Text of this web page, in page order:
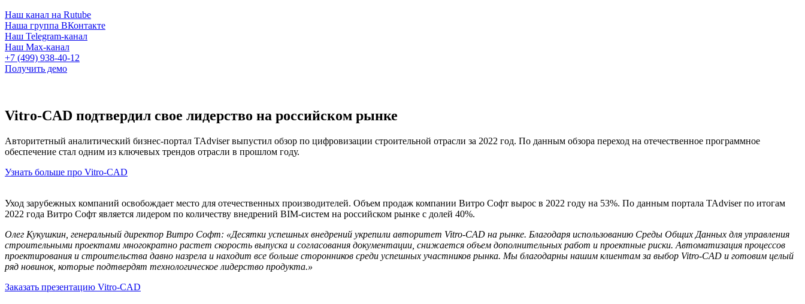
Наш канал на Rutube
Наша группа ВКонтакте
Наш Telegram-канал
Наш Max-канал
+7 (499) 938-40-12
Получить демо
Vitro-CAD подтвердил свое лидерство на российском рынке
Авторитетный аналитический бизнес-портал TAdviser выпустил обзор по цифровизации строительной отрасли за 2022 год. По данным обзора переход на отечественное программное
обеспечение стал одним из ключевых трендов отрасли в прошлом году.
Узнать больше про Vitro-CAD
Уход зарубежных компаний освобождает место для отечественных производителей. Объем продаж компании Витро Софт вырос в 2022 году на 53%. По данным портала TAdviser по итогам
2022 года Витро Софт является лидером по количеству внедрений BIM-систем на российском рынке с долей 40%.
Олег Кукушкин, генеральный директор Витро Софт: «Десятки успешных внедрений укрепили авторитет Vitro-CAD на рынке. Благодаря использованию Среды Общих Данных для управления
строительными проектами многократно растет скорость выпуска и согласования документации, снижается объем дополнительных работ и проектные риски. Автоматизация процессов
проектирования и строительства давно назрела и находит все больше сторонников среди успешных участников рынка. Мы благодарны нашим клиентам за выбор Vitro-CAD и готовим целый
ряд новинок, которые подтвердят технологическое лидерство продукта.»
Заказать презентацию Vitro-CAD